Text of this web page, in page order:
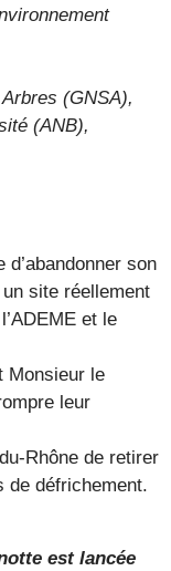
(GNSA),
(ANB),
son
site réellement
et le
Monsieur le
leur
Rhône de retirer
de défrichement.
est lancée